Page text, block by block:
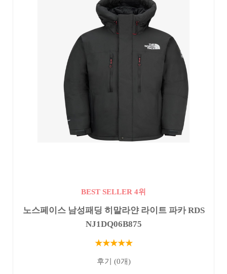
BEST SELLER 4위
노스페이스 남성패딩 히말라얀 라이트 파카 RDS
NJ1DQ06B875
★★★★★
후기 (0개)